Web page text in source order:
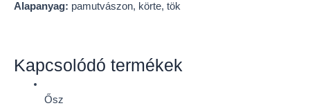
Alapanyag: pamutvászon, körte, tök
Kapcsolódó termékek
Ősz